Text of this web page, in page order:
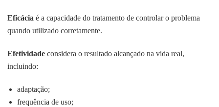
Eficácia é a capacidade do tratamento de controlar o problema
quando utilizado corretamente.
Efetividade considera o resultado alcançado na vida real,
incluindo:
adaptação;
frequência de uso;